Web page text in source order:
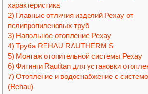
характеристика
Главные отличия изделий Рехау от
полипропиленовых труб
Напольное отопление Рехау
Труба REHAU RAUTHERM S
Монтаж отопительной системы Рехау
Фитинги Rautitan для установки
Отопление и водоснабжение с
(Rehau)